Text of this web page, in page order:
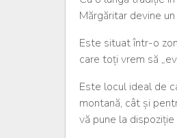
Mărgăritar devine
Este situat într-o
care toți vrem să
Este locul ideal de
montană, cât și
vă pune la